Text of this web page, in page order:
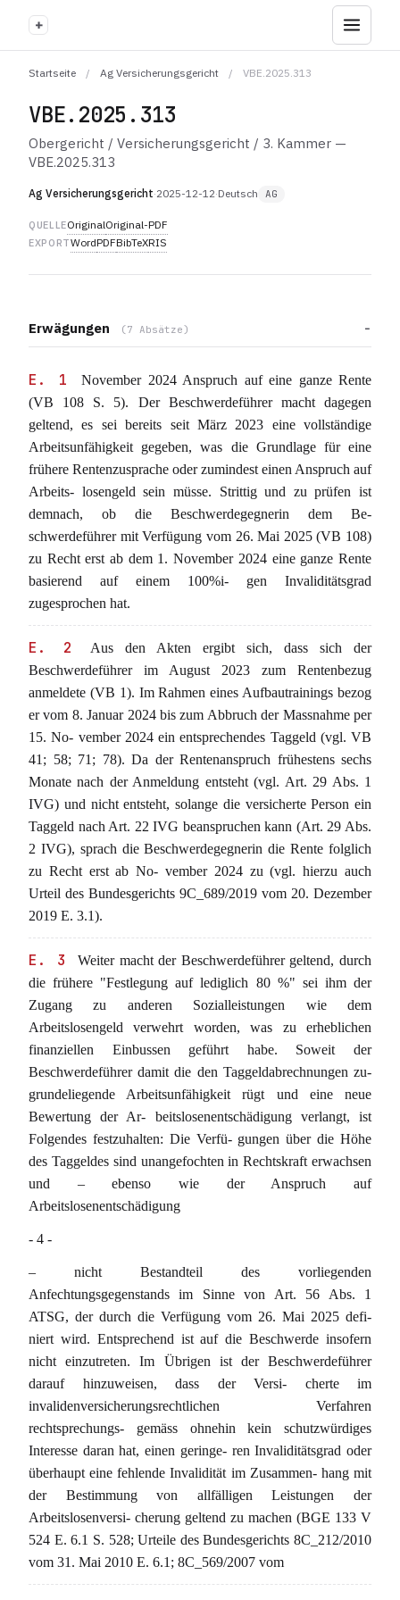
+
Startseite / Ag Versicherungsgericht / VBE.2025.313
VBE.2025.313
Obergericht / Versicherungsgericht / 3. Kammer —
VBE.2025.313
Ag Versicherungsgericht·2025-12-12·Deutsch AG
QUELLEOriginalOriginal-PDF
EXPORTWordPDFBibTeXRIS
Erwägungen (7 Absätze)
E. 1
November 2024 Anspruch auf eine ganze Rente
(VB 108 S. 5). Der Beschwerdeführer macht dagegen
geltend, es sei bereits seit März 2023 eine vollständige
Arbeitsunfähigkeit gegeben, was die Grundlage für eine
frühere Rentenzusprache oder zumindest einen Anspruch auf
Arbeits- losengeld sein müsse. Strittig und zu prüfen ist
demnach, ob die Beschwerdegegnerin dem Be-
schwerdeführer mit Verfügung vom 26. Mai 2025 (VB 108)
zu Recht erst ab dem 1. November 2024 eine ganze Rente
basierend auf einem 100%i- gen Invaliditätsgrad
zugesprochen hat.
E. 2
Aus den Akten ergibt sich, dass sich der
Beschwerdeführer im August 2023 zum Rentenbezug
anmeldete (VB 1). Im Rahmen eines Aufbautrainings bezog
er vom 8. Januar 2024 bis zum Abbruch der Massnahme per
15. No- vember 2024 ein entsprechendes Taggeld (vgl. VB
41; 58; 71; 78). Da der Rentenanspruch frühestens sechs
Monate nach der Anmeldung entsteht (vgl. Art. 29 Abs. 1
IVG) und nicht entsteht, solange die versicherte Person ein
Taggeld nach Art. 22 IVG beanspruchen kann (Art. 29 Abs.
2 IVG), sprach die Beschwerdegegnerin die Rente folglich
zu Recht erst ab No- vember 2024 zu (vgl. hierzu auch
Urteil des Bundesgerichts 9C_689/2019 vom 20. Dezember
2019 E. 3.1).
E. 3
Weiter macht der Beschwerdeführer geltend, durch
die frühere "Festlegung auf lediglich 80 %" sei ihm der
Zugang zu anderen Sozialleistungen wie dem
Arbeitslosengeld verwehrt worden, was zu erheblichen
finanziellen Einbussen geführt habe. Soweit der
Beschwerdeführer damit die den Taggeldabrechnungen zu-
grundeliegende Arbeitsunfähigkeit rügt und eine neue
Bewertung der Ar- beitslosenentschädigung verlangt, ist
Folgendes festzuhalten: Die Verfü- gungen über die Höhe
des Taggeldes sind unangefochten in Rechtskraft erwachsen
und – ebenso wie der Anspruch auf
Arbeitslosenentschädigung
- 4 -
– nicht Bestandteil des vorliegenden
Anfechtungsgegenstands im Sinne von Art. 56 Abs. 1
ATSG, der durch die Verfügung vom 26. Mai 2025 defi-
niert wird. Entsprechend ist auf die Beschwerde insofern
nicht einzutreten. Im Übrigen ist der Beschwerdeführer
darauf hinzuweisen, dass der Versi- cherte im
invalidenversicherungsrechtlichen Verfahren
rechtsprechungs- gemäss ohnehin kein schutzwürdiges
Interesse daran hat, einen geringe- ren Invaliditätsgrad oder
überhaupt eine fehlende Invalidität im Zusammen- hang mit
der Bestimmung von allfälligen Leistungen der
Arbeitslosenversi- cherung geltend zu machen (BGE 133 V
524 E. 6.1 S. 528; Urteile des Bundesgerichts 8C_212/2010
vom 31. Mai 2010 E. 6.1; 8C_569/2007 vom